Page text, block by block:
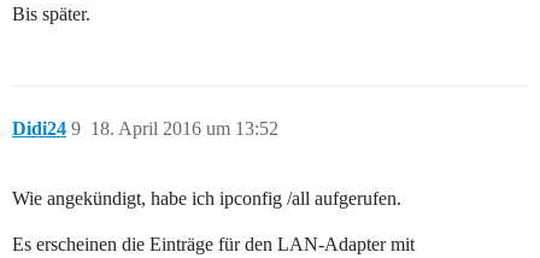
Bis später.
Didi24 18. April 2016 um 13:52
9
Wie angekündigt, habe ich ipconfig /all aufgerufen.
Es erscheinen die Einträge für den LAN-Adapter mit